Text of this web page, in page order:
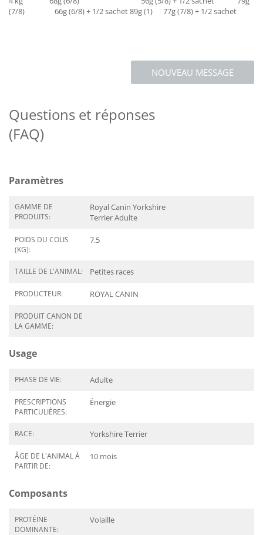
(7/8) 66g (6/8) + 1/2 sachet 89g (1) 77g (7/8) + 1/2 sachet
NOUVEAU MESSAGE
Questions et réponses
(FAQ)
Paramètres
GAMME DE
PRODUITS:
Royal Canin Yorkshire
Terrier Adulte
POIDS DU COLIS
(KG):
7.5
TAILLE DE L'ANIMAL: Petites races
PRODUCTEUR: ROYAL CANIN
PRODUIT CANON DE
LA GAMME:
Usage
PHASE DE VIE: Adulte
PRESCRIPTIONS
PARTICULIÈRES:
Énergie
RACE: Yorkshire Terrier
ÂGE DE L'ANIMAL À
PARTIR DE:
10 mois
Composants
PROTÉINE
DOMINANTE:
Volaille